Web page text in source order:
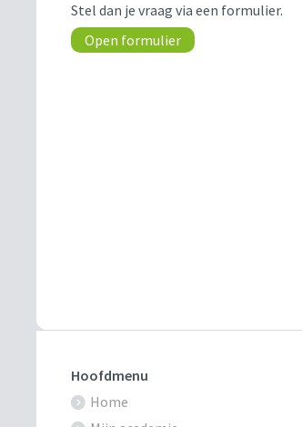
Stel dan je vraag via een formulier.
Open formulier
Hoofdmenu
Home